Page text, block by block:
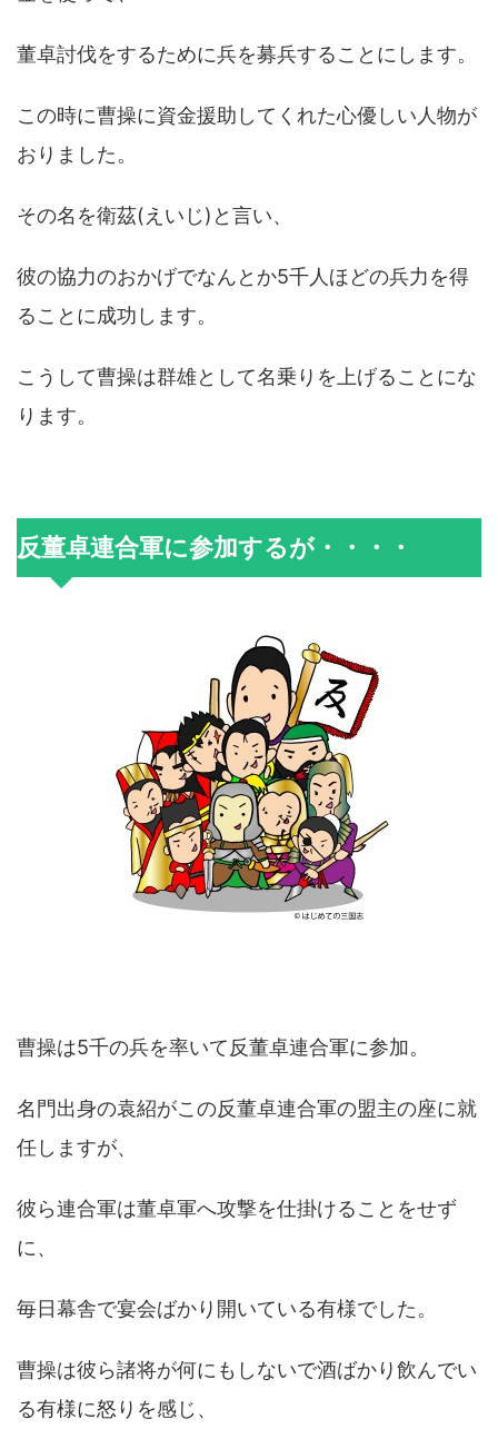
董卓討伐をするために兵を募兵することにします。
この時に曹操に資金援助してくれた心優しい人物が
おりました。
その名を衛茲(えいじ)と言い、
彼の協力のおかげでなんとか5千人ほどの兵力を得
ることに成功します。
こうして曹操は群雄として名乗りを上げることにな
ります。
反董卓連合軍に参加するが・・・・
曹操は5千の兵を率いて反董卓連合軍に参加。
名門出身の袁紹がこの反董卓連合軍の盟主の座に就
任しますが、
彼ら連合軍は董卓軍へ攻撃を仕掛けることをせず
に、
毎日幕舎で宴会ばかり開いている有様でした。
曹操は彼ら諸将が何にもしないで酒ばかり飲んでい
る有様に怒りを感じ、